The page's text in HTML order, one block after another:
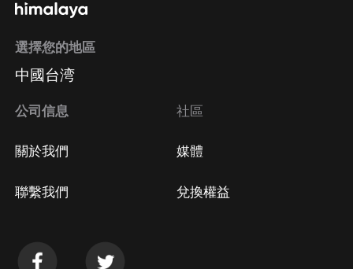
選擇您的地區
中國台湾
公司信息
關於我們
聯繫我們
社區
媒體
兌換權益